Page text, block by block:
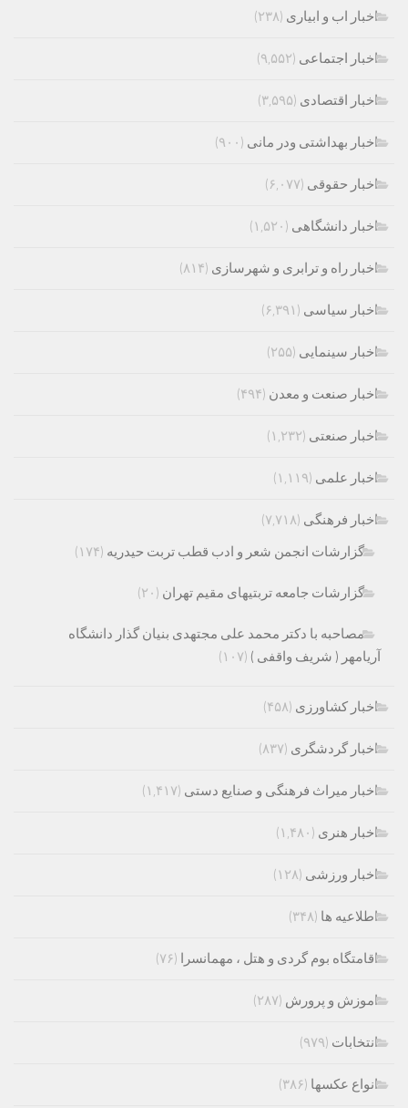
اخبار اب و ابیاری (۲۳۸)
اخبار اجتماعی (۹,۵۵۲)
اخبار اقتصادی (۳,۵۹۵)
اخبار بهداشتی ودر مانی (۹۰۰)
اخبار حقوقی (۶,۰۷۷)
اخبار دانشگاهی (۱,۵۲۰)
اخبار راه و ترابری و شهرسازی (۸۱۴)
اخبار سیاسی (۶,۳۹۱)
اخبار سینمایی (۲۵۵)
اخبار صنعت و معدن (۴۹۴)
اخبار صنعتی (۱,۲۳۲)
اخبار علمی (۱,۱۱۹)
اخبار فرهنگی (۷,۷۱۸)
گزارشات انجمن شعر و ادب قطب تربت حیدریه (۱۷۴)
گزارشات جامعه تربتیهای مقیم تهران (۲۰)
مصاحبه با دکتر محمد علی مجتهدی بنیان گذار دانشگاه
آریامهر ( شریف واقفی ) (۱۰۷)
اخبار کشاورزی (۴۵۸)
اخبار گردشگری (۸۳۷)
اخبار میراث فرهنگی و صنایع دستی (۱,۴۱۷)
اخبار هنری (۱,۴۸۰)
اخبار ورزشی (۱۲۸)
اطلاعیه ها (۳۴۸)
اقامتگاه بوم گردی و هتل ، مهمانسرا (۷۶)
اموزش و پرورش (۲۸۷)
انتخابات (۹۷۹)
انواع عکسها (۳۸۶)